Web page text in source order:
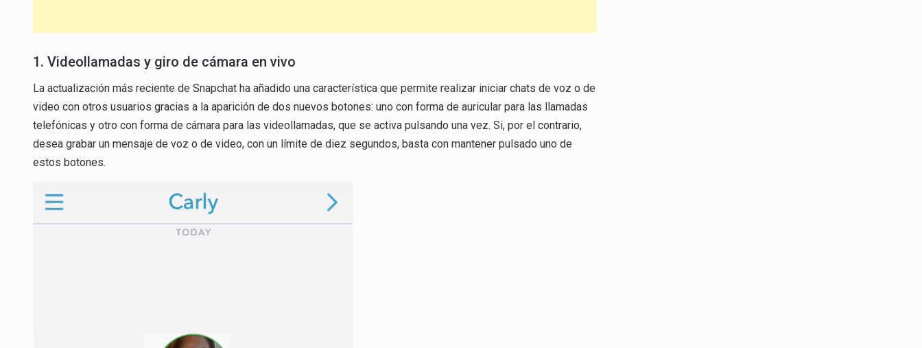
1. Videollamadas y giro de cámara en vivo
La actualización más reciente de Snapchat ha añadido una característica que permite realizar iniciar chats de voz o de
video con otros usuarios gracias a la aparición de dos nuevos botones: uno con forma de auricular para las llamadas
telefónicas y otro con forma de cámara para las videollamadas, que se activa pulsando una vez. Si, por el contrario,
desea grabar un mensaje de voz o de video, con un límite de diez segundos, basta con mantener pulsado uno de
estos botones.